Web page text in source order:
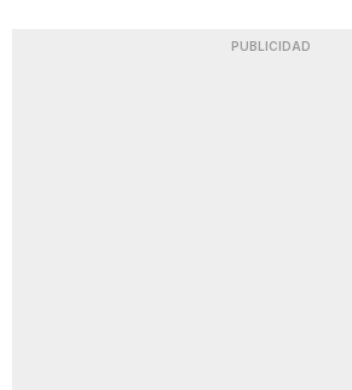
PUBLICIDAD